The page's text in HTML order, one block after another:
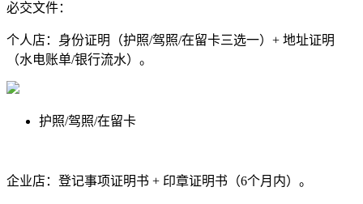
必交文件：
个人店：身份证明（护照/驾照/在留卡三选一）+ 地址证明
（水电账单/银行流水）。
护照/驾照/在留卡
企业店：登记事项证明书 + 印章证明书（6个月内）。